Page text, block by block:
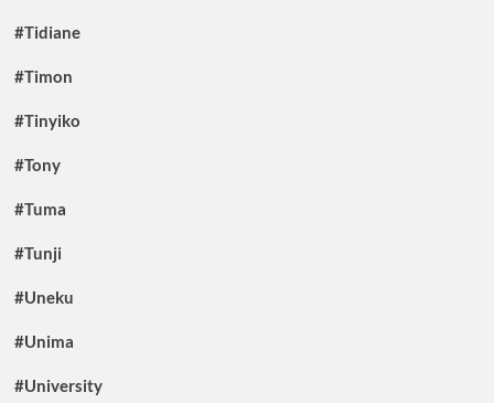
#Tidiane
#Timon
#Tinyiko
#Tony
#Tuma
#Tunji
#Uneku
#Unima
#University